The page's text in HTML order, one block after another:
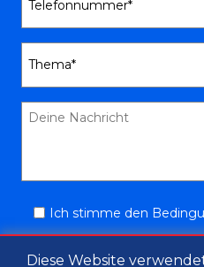
Ich stimme den
Diese Website